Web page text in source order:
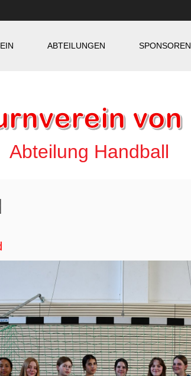
ABTEILUNGEN SPONSOREN
Abteilung Handball